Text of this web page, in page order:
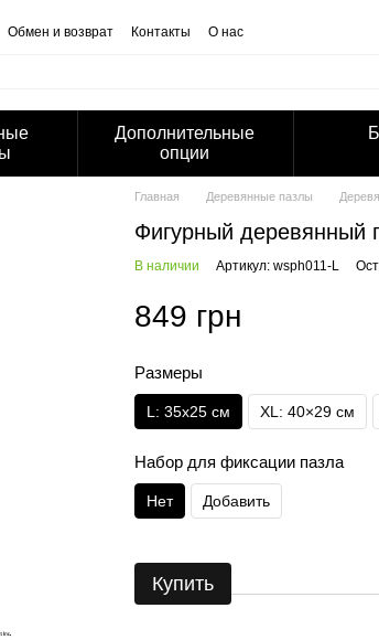
Обмен и возврат Контакты
О нас
оферта
Дополнительные
опции
Главная Деревянные пазлы
Фигурный деревянный
В наличии Артикул: wsph011-L
849 грн
Размеры
L: 35х25 см XL: 40×29 см
Набор для фиксации пазла
Нет Добавить
Купить